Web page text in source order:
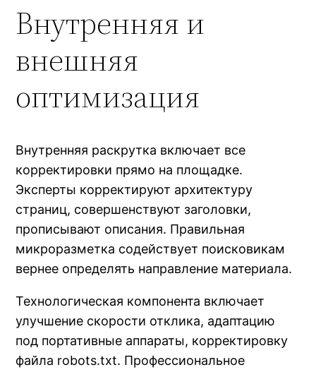
Внутренняя и
внешняя
оптимизация
Внутренняя раскрутка включает все
корректировки прямо на площадке.
Эксперты корректируют архитектуру
страниц, совершенствуют заголовки,
прописывают описания. Правильная
микроразметка содействует поисковикам
вернее определять направление материала.
Технологическая компонента включает
улучшение скорости отклика, адаптацию
под портативные аппараты, корректировку
файла robots.txt. Профессиональное